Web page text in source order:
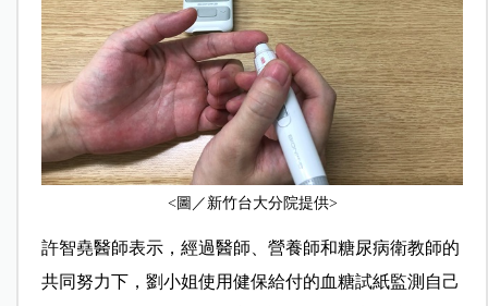
<圖／新竹台大分院提供>
許智堯醫師表示，經過醫師、營養師和糖尿病衛教師的
共同努力下，劉小姐使用健保給付的血糖試紙監測自己